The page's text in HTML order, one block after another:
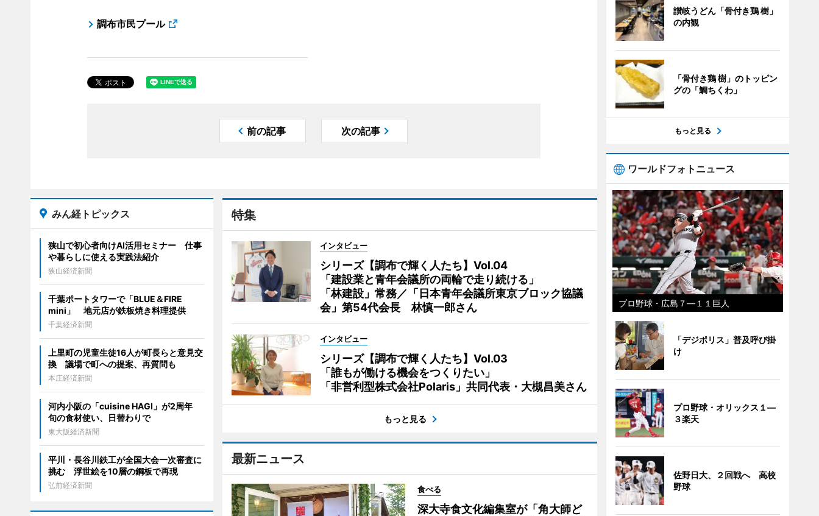
調布市民プール
前の記事 次の記事
特集
インタビュー
シリーズ【調布で輝く人たち】Vol.04
「建設業と青年会議所の両輪で走り続ける」
「林建設」常務／「日本青年会議所東京ブロック協議
会」第54代会長 林慎一郎さん
インタビュー
シリーズ【調布で輝く人たち】Vol.03
「誰もが働ける機会をつくりたい」
「非営利型株式会社Polaris」共同代表・大槻昌美さん
もっと見る
最新ニュース
食べる
深大寺食文化編集室が「角大師ど
みん経トピックス
狭山で初心者向けAI活用セミナー 仕事
や暮らしに使える実践法紹介
狭山経済新聞
千葉ポートタワーで「BLUE＆FIRE
mini」 地元店が鉄板焼き料理提供
千葉経済新聞
上里町の児童生徒16人が町長らと意見交
換 議場で町への提案、再質問も
本庄経済新聞
河内小阪の「cuisine HAGI」が2周年
旬の食材使い、日替わりで
東大阪経済新聞
平川・長谷川鉄工が全国大会一次審査に
挑む 浮世絵を10層の鋼板で再現
弘前経済新聞
讃岐うどん「骨付き鶏 樹」
の内観
「骨付き鶏 樹」のトッピン
グの「鯛ちくわ」
もっと見る
ワールドフォトニュース
プロ野球・広島７―１１巨人
「デジポリス」普及呼び掛
け
プロ野球・オリックス１―
３楽天
佐野日大、２回戦へ 高校
野球